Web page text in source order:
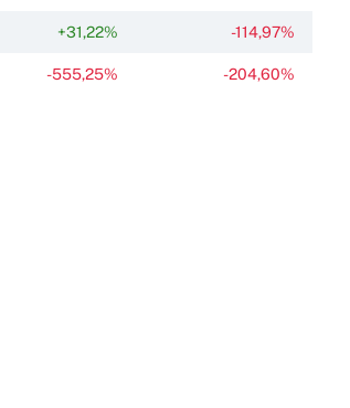
+31,22% -114,97%
-555,25% -204,60%